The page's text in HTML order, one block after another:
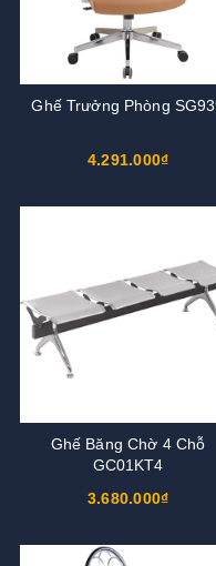
Ghế Trưởng Phòng
4.291.000₫
Ghế Băng Chờ 4 Chỗ
GC01KT4
3.680.000₫